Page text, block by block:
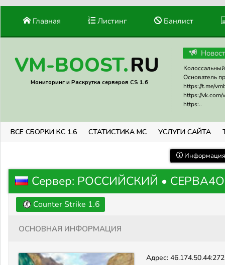
Главная Листинг Банлист
VM-BOOST.RU
Мониторинг и Раскрутка серверов CS 1.6
Основатель
https://t.me/
https://vk.com/
https:..
ВСЕ СБОРКИ КС 1.6 СТАТИСТИКА МС УСЛУГИ САЙТА
Сервер: РОССИЙСКИЙ •
Counter Strike 1.6
Основная информация
Адрес: